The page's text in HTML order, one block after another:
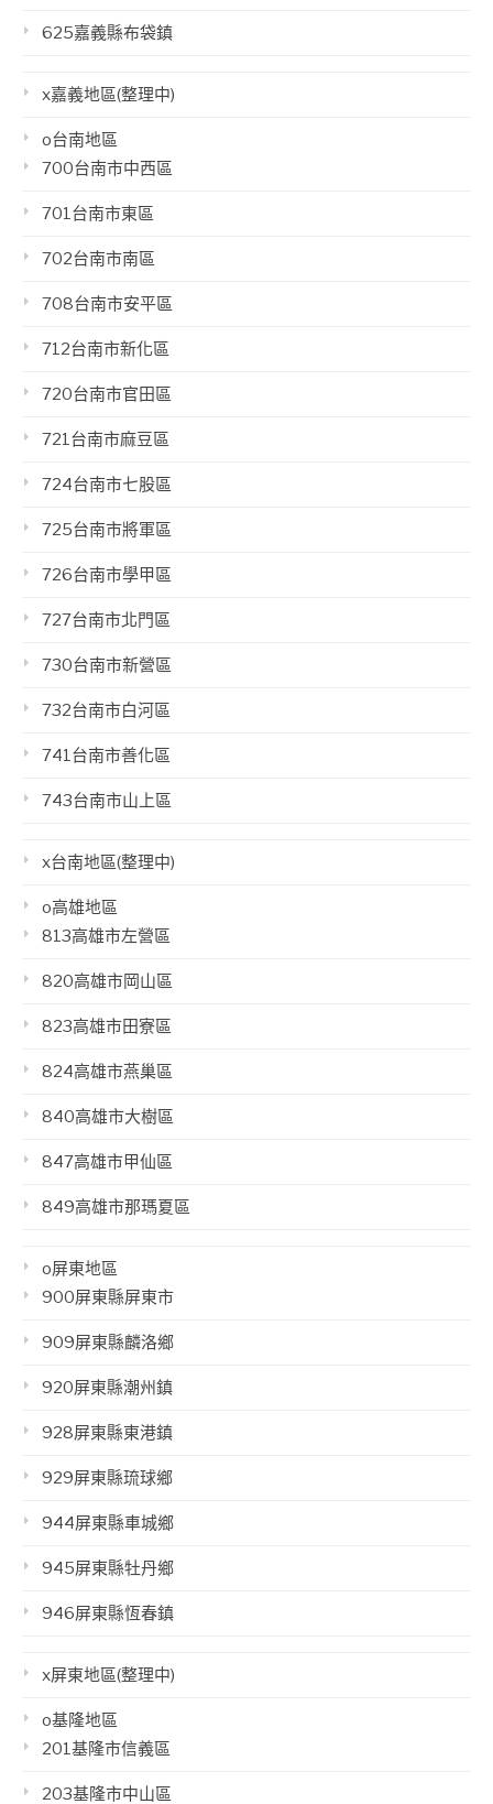
625嘉義縣布袋鎮
x嘉義地區(整理中)
o台南地區
700台南市中西區
701台南市東區
702台南市南區
708台南市安平區
712台南市新化區
720台南市官田區
721台南市麻豆區
724台南市七股區
725台南市將軍區
726台南市學甲區
727台南市北門區
730台南市新營區
732台南市白河區
741台南市善化區
743台南市山上區
x台南地區(整理中)
o高雄地區
813高雄市左營區
820高雄市岡山區
823高雄市田寮區
824高雄市燕巢區
840高雄市大樹區
847高雄市甲仙區
849高雄市那瑪夏區
o屏東地區
900屏東縣屏東市
909屏東縣麟洛鄉
920屏東縣潮州鎮
928屏東縣東港鎮
929屏東縣琉球鄉
944屏東縣車城鄉
945屏東縣牡丹鄉
946屏東縣恆春鎮
x屏東地區(整理中)
o基隆地區
201基隆市信義區
203基隆市中山區